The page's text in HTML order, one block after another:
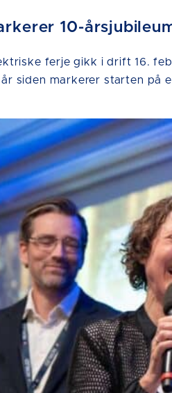
10-
ferje gikk i drift 16.
år siden markerer starten